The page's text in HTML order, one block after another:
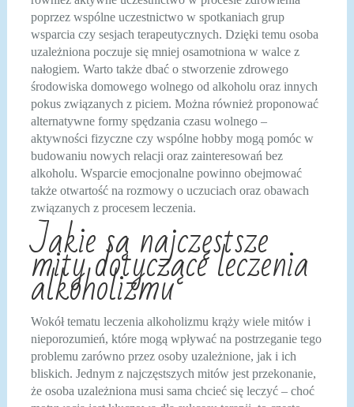
poprzez wspólne uczestnictwo w spotkaniach grup
wsparcia czy sesjach terapeutycznych. Dzięki temu osoba
uzależniona poczuje się mniej osamotniona w walce z
nałogiem. Warto także dbać o stworzenie zdrowego
środowiska domowego wolnego od alkoholu oraz innych
pokus związanych z piciem. Można również proponować
alternatywne formy spędzania czasu wolnego –
aktywności fizyczne czy wspólne hobby mogą pomóc w
budowaniu nowych relacji oraz zainteresowań bez
alkoholu. Wsparcie emocjonalne powinno obejmować
także otwartość na rozmowy o uczuciach oraz obawach
związanych z procesem leczenia.
Jakie są najczęstsze
mity dotyczące leczenia
alkoholizmu
Wokół tematu leczenia alkoholizmu krąży wiele mitów i
nieporozumień, które mogą wpływać na postrzeganie tego
problemu zarówno przez osoby uzależnione, jak i ich
bliskich. Jednym z najczęstszych mitów jest przekonanie,
że osoba uzależniona musi sama chcieć się leczyć – choć